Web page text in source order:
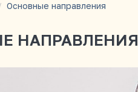
Основные направления
НАПРАВЛЕНИЯ